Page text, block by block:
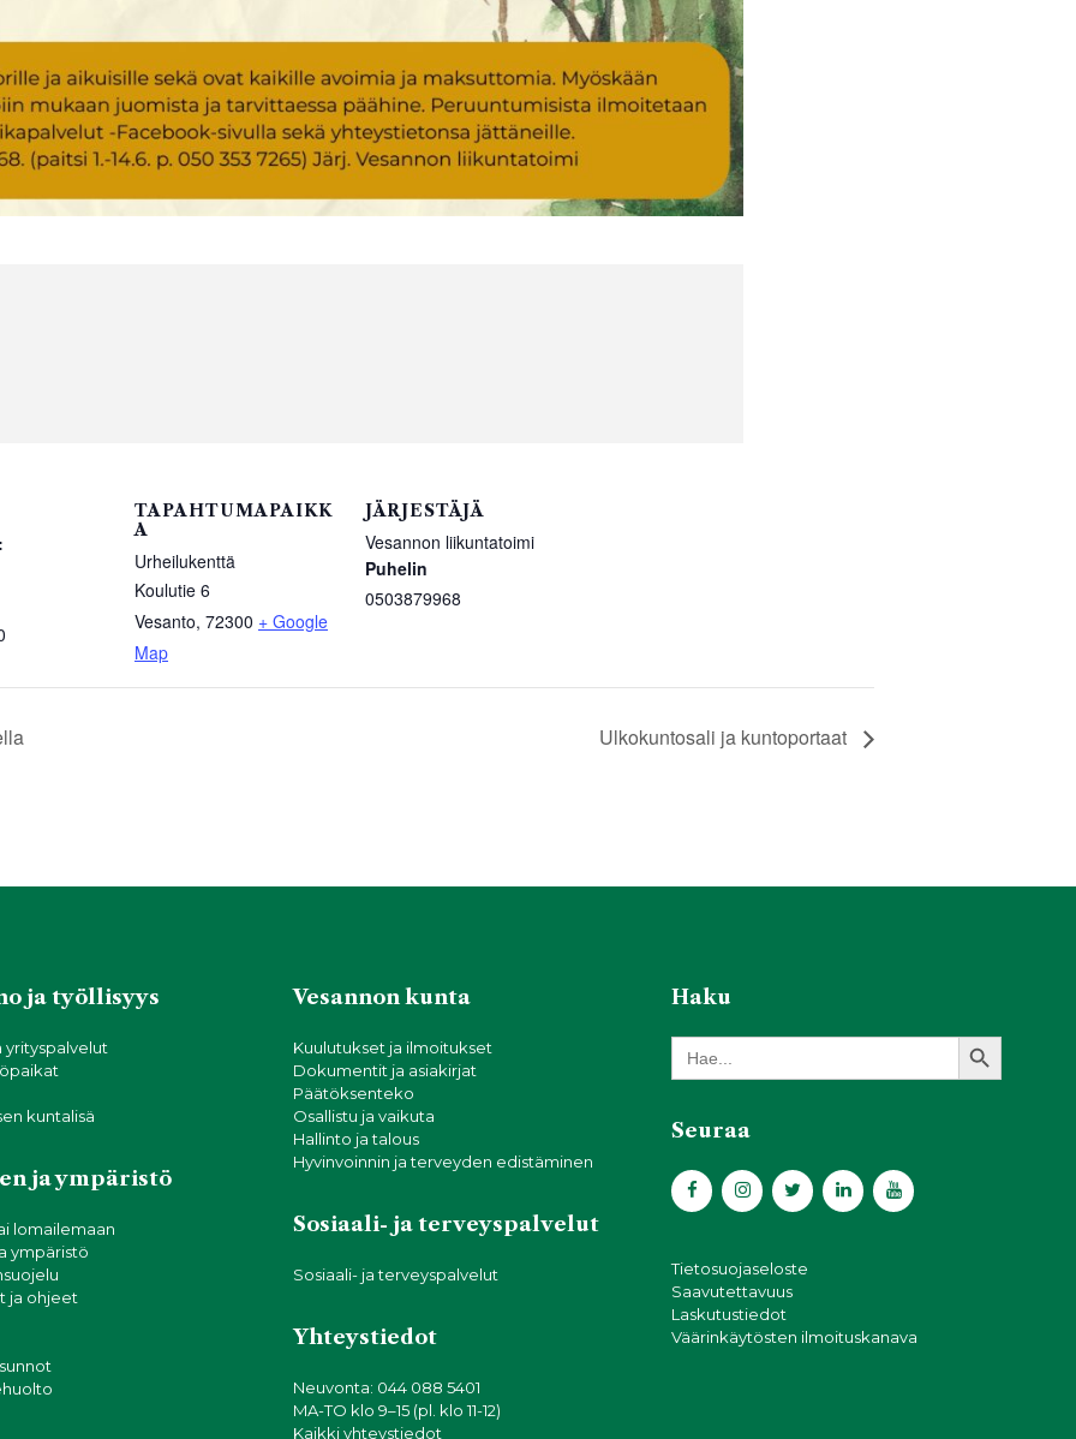
TAPAHTUMAPAIKK
A
Urheilukenttä
Koulutie 6
Vesanto, 72300 + Google
Map
JÄRJESTÄJÄ
Vesannon liikuntatoimi
Puhelin
0503879968
Ulkokuntosali ja kuntoportaat
ja työllisyys
yrityspalvelut
kuntalisä
ja ympäristö
lomailemaan
ympäristö
ja ohjeet
Vesannon kunta
Kuulutukset ja ilmoitukset
Dokumentit ja asiakirjat
Päätöksenteko
Osallistu ja vaikuta
Hallinto ja talous
Hyvinvoinnin ja terveyden edistäminen
Sosiaali- ja terveyspalvelut
Sosiaali- ja terveyspalvelut
Yhteystiedot
Neuvonta: 044 088 5401
MA-TO klo 9–15 (pl. klo 11-12)
Kaikki yhteystiedot
Haku
Search
for:
Search Button
Seuraa
Tietosuojaseloste
Saavutettavuus
Laskutustiedot
Väärinkäytösten ilmoituskanava